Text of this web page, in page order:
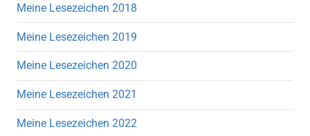
Meine Lesezeichen 2018
Meine Lesezeichen 2019
Meine Lesezeichen 2020
Meine Lesezeichen 2021
Meine Lesezeichen 2022